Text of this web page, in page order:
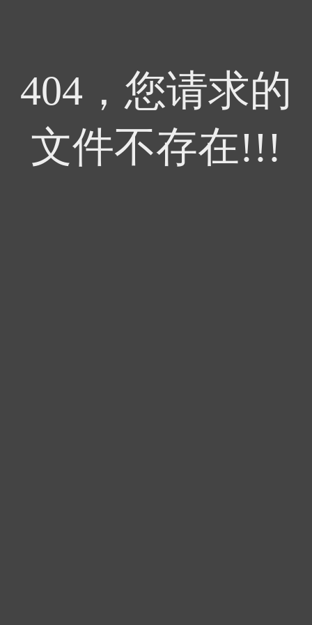
404，您请求的
文件不存在!!!